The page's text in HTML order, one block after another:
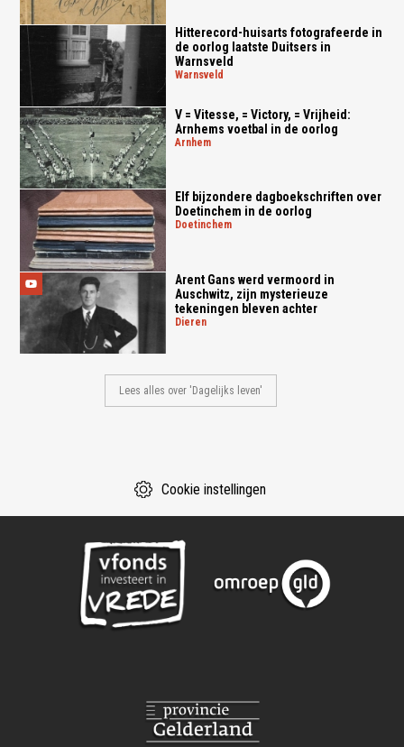
Hitterecord-huisarts fotografeerde in
de oorlog laatste Duitsers in
Warnsveld
warnsveld
V = Vitesse, = Victory, = Vrijheid:
Arnhems voetbal in de oorlog
arnhem
Elf bijzondere dagboekschriften over
Doetinchem in de oorlog
doetinchem
Arent Gans werd vermoord in
Auschwitz, zijn mysterieuze
tekeningen bleven achter
dieren
Lees alles over 'Dagelijks leven'
Cookie instellingen